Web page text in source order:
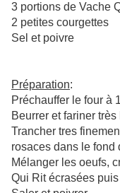
3 portions de Vache
2 petites courgettes
Sel et poivre
Préparation:
Préchauffer le four à
Beurrer et fariner
Trancher tres
rosaces dans le fond
Mélanger les oeufs,
Qui Rit écrasées